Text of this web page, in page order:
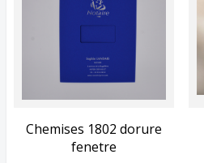
Chemises 1802 dorure
fenetre